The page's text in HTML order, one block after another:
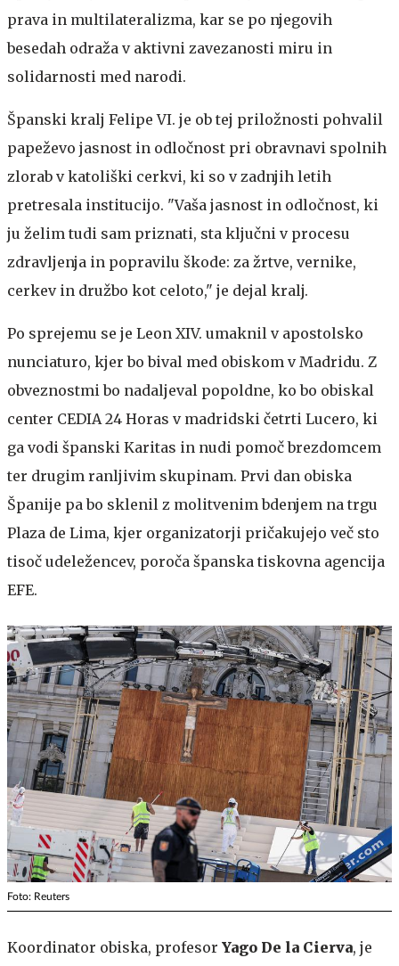
prava in multilateralizma, kar se po njegovih
besedah odraža v aktivni zavezanosti miru in
solidarnosti med narodi.
Španski kralj Felipe VI. je ob tej priložnosti pohvalil
papeževo jasnost in odločnost pri obravnavi spolnih
zlorab v katoliški cerkvi, ki so v zadnjih letih
pretresala institucijo. "Vaša jasnost in odločnost, ki
ju želim tudi sam priznati, sta ključni v procesu
zdravljenja in popravilu škode: za žrtve, vernike,
cerkev in družbo kot celoto," je dejal kralj.
Po sprejemu se je Leon XIV. umaknil v apostolsko
nunciaturo, kjer bo bival med obiskom v Madridu. Z
obveznostmi bo nadaljeval popoldne, ko bo obiskal
center CEDIA 24 Horas v madridski četrti Lucero, ki
ga vodi španski Karitas in nudi pomoč brezdomcem
ter drugim ranljivim skupinam. Prvi dan obiska
Španije pa bo sklenil z molitvenim bdenjem na trgu
Plaza de Lima, kjer organizatorji pričakujejo več sto
tisoč udeležencev, poroča španska tiskovna agencija
EFE.
Foto: Reuters
Koordinator obiska, profesor Yago De la Cierva, je